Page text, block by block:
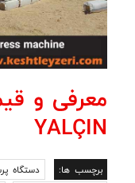
معرفی و
YALÇIN
برچسب ها: دستگاه